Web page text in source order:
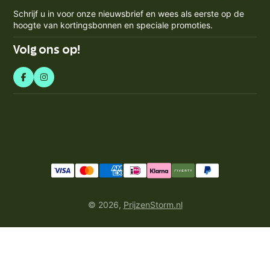
Spaarpunten Programma
Retourneren & Annuleren
Blogs
BTW-nummer: NL858759123b01
mailadres
in
Schrijf u in voor onze nieuwsbrief en wees als eerste op de
hoogte van kortingsbonnen en speciale promoties.
Volg ons op!
© 2026, PrijzenStorm.nl